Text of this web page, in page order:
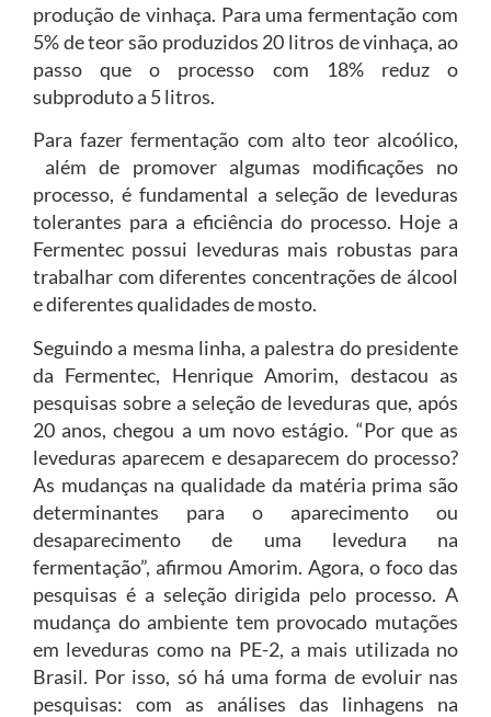
produção de vinhaça. Para uma fermentação com
5% de teor são produzidos 20 litros de vinhaça, ao
passo que o processo com 18% reduz o
subproduto a 5 litros.
Para fazer fermentação com alto teor alcoólico,
além de promover algumas modificações no
processo, é fundamental a seleção de leveduras
tolerantes para a eficiência do processo. Hoje a
Fermentec possui leveduras mais robustas para
trabalhar com diferentes concentrações de álcool
e diferentes qualidades de mosto.
Seguindo a mesma linha, a palestra do presidente
da Fermentec, Henrique Amorim, destacou as
pesquisas sobre a seleção de leveduras que, após
20 anos, chegou a um novo estágio. “Por que as
leveduras aparecem e desaparecem do processo?
As mudanças na qualidade da matéria prima são
determinantes para o aparecimento ou
desaparecimento de uma levedura na
fermentação”, afirmou Amorim. Agora, o foco das
pesquisas é a seleção dirigida pelo processo. A
mudança do ambiente tem provocado mutações
em leveduras como na PE-2, a mais utilizada no
Brasil. Por isso, só há uma forma de evoluir nas
pesquisas: com as análises das linhagens na